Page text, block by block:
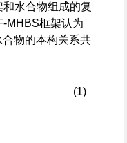
水合物组成的复
MHBS框架认为
物的本构关系共
(1)